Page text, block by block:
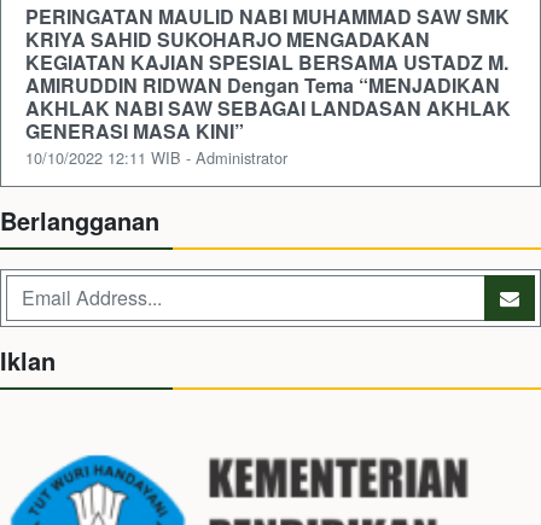
PERINGATAN MAULID NABI MUHAMMAD SAW SMK
KRIYA SAHID SUKOHARJO MENGADAKAN
KEGIATAN KAJIAN SPESIAL BERSAMA USTADZ M.
AMIRUDDIN RIDWAN Dengan Tema “MENJADIKAN
AKHLAK NABI SAW SEBAGAI LANDASAN AKHLAK
GENERASI MASA KINI”
10/10/2022 12:11 WIB - Administrator
Berlangganan
Iklan